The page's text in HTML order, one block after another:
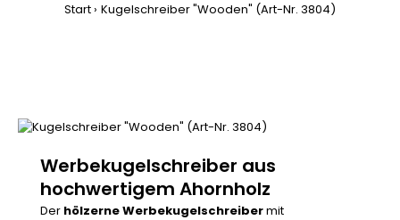
Start Kugelschreiber "Wooden" (Art-Nr. 3804)
Werbekugelschreiber aus
hochwertigem Ahornholz
Der hölzerne Werbekugelschreibermit